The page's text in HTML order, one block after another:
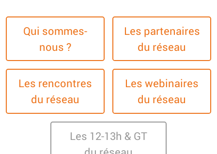
Qui sommes-
nous ?
Les partenaires
du réseau
Les rencontres
du réseau
Les webinaires
du réseau
Les 12-13h & GT